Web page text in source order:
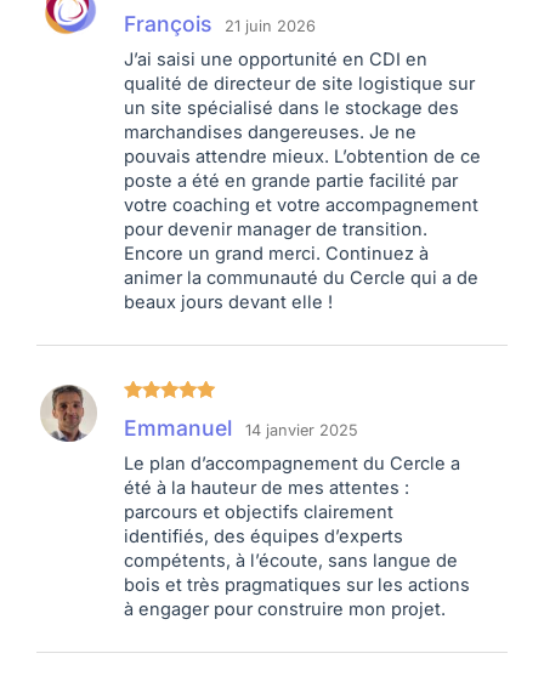
sur
5
François 21 juin 2026
J’ai saisi une opportunité en CDI en
qualité de directeur de site logistique sur
un site spécialisé dans le stockage des
marchandises dangereuses. Je ne
pouvais attendre mieux. L’obtention de ce
poste a été en grande partie facilité par
votre coaching et votre accompagnement
pour devenir manager de transition.
Encore un grand merci. Continuez à
animer la communauté du Cercle qui a de
beaux jours devant elle !
Note
5
Emmanuel 14 janvier 2025
Le plan d’accompagnement du Cercle a
été à la hauteur de mes attentes :
parcours et objectifs clairement
identifiés, des équipes d’experts
compétents, à l’écoute, sans langue de
bois et très pragmatiques sur les actions
à engager pour construire mon projet.